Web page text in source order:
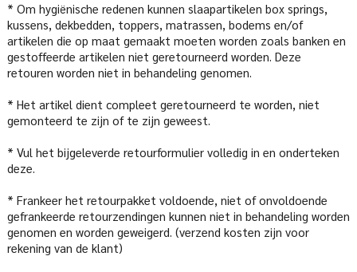
* Om hygiënische redenen kunnen slaapartikelen box springs,
kussens, dekbedden, toppers, matrassen, bodems en/of
artikelen die op maat gemaakt moeten worden zoals banken en
gestoffeerde artikelen niet geretourneerd worden. Deze
retouren worden niet in behandeling genomen.
* Het artikel dient compleet geretourneerd te worden, niet
gemonteerd te zijn of te zijn geweest.
* Vul het bijgeleverde retourformulier volledig in en onderteken
deze.
* Frankeer het retourpakket voldoende, niet of onvoldoende
gefrankeerde retourzendingen kunnen niet in behandeling worden
genomen en worden geweigerd. (verzend kosten zijn voor
rekening van de klant)